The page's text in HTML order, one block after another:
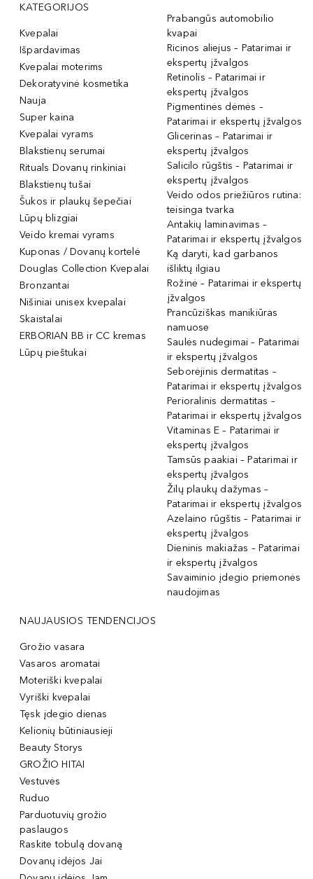
KATEGORIJOS
Kvepalai
Išpardavimas
Kvepalai moterims
Dekoratyvinė kosmetika
Nauja
Super kaina
Kvepalai vyrams
Blakstienų serumai
Rituals Dovanų rinkiniai
Blakstienų tušai
Šukos ir plaukų šepečiai
Lūpų blizgiai
Veido kremai vyrams
Kuponas / Dovanų kortelė
Douglas Collection Kvepalai
Bronzantai
Nišiniai unisex kvepalai
Skaistalai
ERBORIAN BB ir CC kremas
Lūpų pieštukai
Prabangūs automobilio
kvapai
Ricinos aliejus – Patarimai ir
ekspertų įžvalgos
Retinolis – Patarimai ir
ekspertų įžvalgos
Pigmentinės dėmės –
Patarimai ir ekspertų įžvalgos
Glicerinas – Patarimai ir
ekspertų įžvalgos
Salicilo rūgštis – Patarimai ir
ekspertų įžvalgos
Veido odos priežiūros rutina:
teisinga tvarka
Antakių laminavimas –
Patarimai ir ekspertų įžvalgos
Ką daryti, kad garbanos
išliktų ilgiau
Rožinė – Patarimai ir ekspertų
įžvalgos
Prancūziškas manikiūras
namuose
Saulės nudegimai – Patarimai
ir ekspertų įžvalgos
Seborėjinis dermatitas –
Patarimai ir ekspertų įžvalgos
Perioralinis dermatitas –
Patarimai ir ekspertų įžvalgos
Vitaminas E – Patarimai ir
ekspertų įžvalgos
Tamsūs paakiai – Patarimai ir
ekspertų įžvalgos
Žilų plaukų dažymas –
Patarimai ir ekspertų įžvalgos
Azelaino rūgštis – Patarimai ir
ekspertų įžvalgos
Dieninis makiažas – Patarimai
ir ekspertų įžvalgos
Savaiminio įdegio priemonės
naudojimas
NAUJAUSIOS TENDENCIJOS
Grožio vasara
Vasaros aromatai
Moteriški kvepalai
Vyriški kvepalai
Tęsk įdegio dienas
Kelionių būtiniausieji
Beauty Storys
GROŽIO HITAI
Vestuvės
Ruduo
Parduotuvių grožio
paslaugos
Raskite tobulą dovaną
Dovanų idėjos Jai